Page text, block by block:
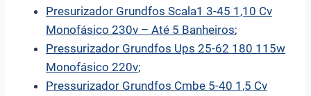
Presurizador Grundfos Scala1 3-45 1,10 Cv
Monofásico 230v – Até 5 Banheiros;
Pressurizador Grundfos Ups 25-62 180 115w
Monofásico 220v;
Pressurizador Grundfos Cmbe 5-40 1,5 Cv